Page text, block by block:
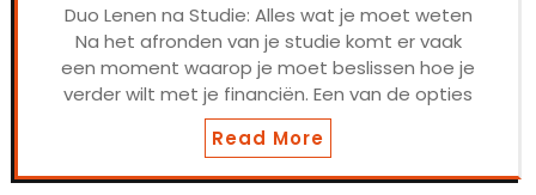
Duo Lenen na Studie: Alles wat je moet weten
Na het afronden van je studie komt er vaak
een moment waarop je moet beslissen hoe je
verder wilt met je financiën. Een van de opties
Read More